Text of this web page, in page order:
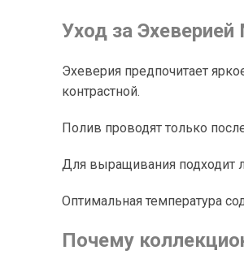
Уход за Эхеверией
Эхеверия предпочитает
контрастной.
Полив проводят только
Для выращивания подходит
Оптимальная температура
Почему